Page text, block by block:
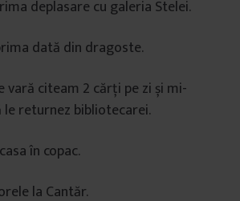
deplasare cu galeria Stelei.
dată din dragoste.
vară citeam 2 cărți pe zi și mi-
le returnez bibliotecarei.
în copac.
la Cantăr.